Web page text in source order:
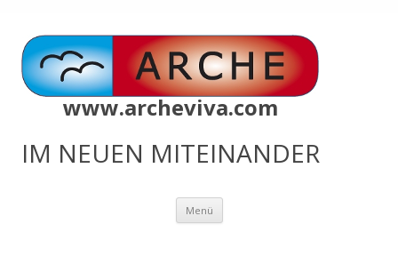
www.archeviva.com
IM NEUEN MITEINANDER
Menü Zum
springen